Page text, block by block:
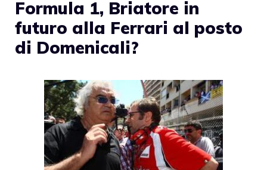
Formula 1, Briatore in
futuro alla Ferrari al posto
di Domenicali?